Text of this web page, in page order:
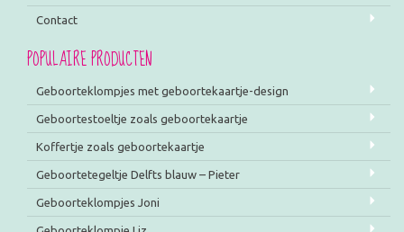
Contact
POPULAIRE PRODUCTEN
Geboorteklompjes met geboortekaartje-design
Geboortestoeltje zoals geboortekaartje
Koffertje zoals geboortekaartje
Geboortetegeltje Delfts blauw – Pieter
Geboorteklompjes Joni